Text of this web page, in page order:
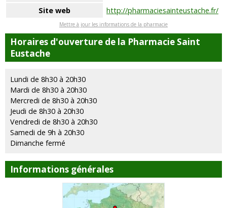
Site web
http://pharmaciesainteustache.fr/
Mettre à jour les informations de la pharmacie
Horaires d'ouverture de la Pharmacie Saint
Eustache
Lundi de 8h30 à 20h30
Mardi de 8h30 à 20h30
Mercredi de 8h30 à 20h30
Jeudi de 8h30 à 20h30
Vendredi de 8h30 à 20h30
Samedi de 9h à 20h30
Dimanche fermé
Informations générales